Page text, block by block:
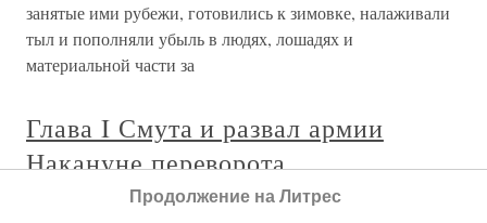
занятые ими рубежи, готовились к зимовке, налаживали
тыл и пополняли убыль в людях, лошадях и
материальной части за
Глава I Смута и развал армии
Накануне переворота
Глава I Смута и развал армии Накануне переворота После
Продолжение на Литрес